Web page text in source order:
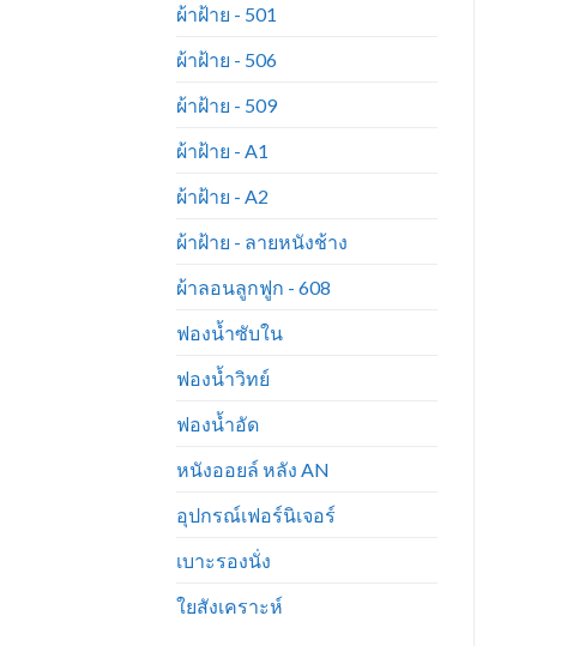
ผ้าฝ้าย - 501
ผ้าฝ้าย - 506
ผ้าฝ้าย - 509
ผ้าฝ้าย - A1
ผ้าฝ้าย - A2
ผ้าฝ้าย - ลายหนังช้าง
ผ้าลอนลูกฟูก - 608
ฟองน้ำซับใน
ฟองน้ำวิทย์
ฟองน้ำอัด
หนังออยล์ หลัง AN
อุปกรณ์เฟอร์นิเจอร์
เบาะรองนั่ง
ใยสังเคราะห์